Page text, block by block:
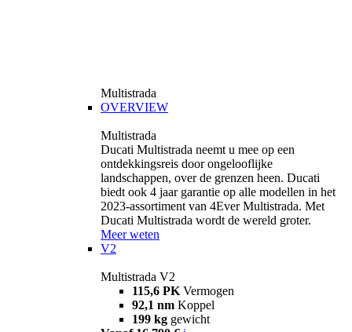
Multistrada
OVERVIEW
Multistrada
Ducati Multistrada neemt u mee op een
ontdekkingsreis door ongelooflijke
landschappen, over de grenzen heen. Ducati
biedt ook 4 jaar garantie op alle modellen in het
2023-assortiment van 4Ever Multistrada. Met
Ducati Multistrada wordt de wereld groter.
Meer weten
V2
Multistrada V2
115,6 PK Vermogen
92,1 nm Koppel
199 kg gewicht